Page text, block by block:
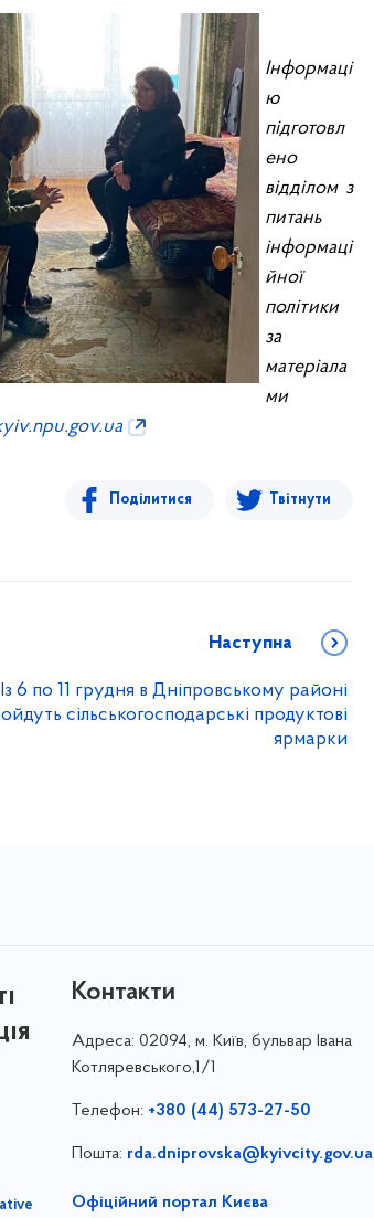
Інформаці
ю
підготовл
ено
відділом з
питань
інформаці
йної
політики
за
матеріала
ми
Поділитися Твітнути
Наступна
Із 6 по 11 грудня в Дніпровському районі
сільськогосподарські продуктові
ярмарки
Контакти
Адреса: 02094, м. Київ, бульвар Івана
Котляревського,1/1
Телефон: +380 (44) 573-27-50
Пошта: rda.dniprovska@kyivcity.gov.ua
Офіційний портал Києва